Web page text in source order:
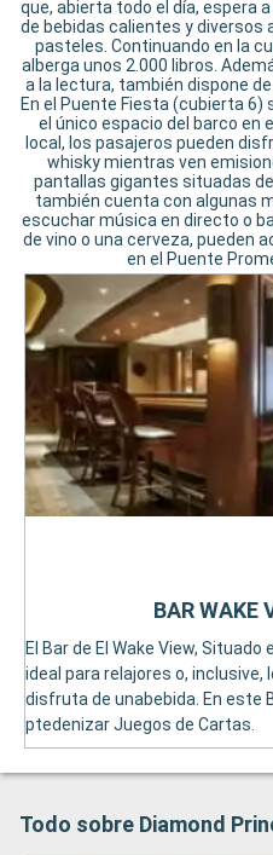
que, abierta todo el día, espera
de bebidas calientes y diversos
pasteles. Continuando en la
alberga unos 2.000 libros.
a la lectura, también dispone
En el Puente Fiesta (cubierta 6)
el único espacio del barco en
local, los pasajeros pueden
whisky mientras ven
pantallas gigantes situadas
también cuenta con algunas
escuchar música en directo o
de vino o una cerveza, pueden
en el Puente
El Bar de El Wake View, Situado
ideal para relajores o, inclusive,
disfruta de unabebida. En este
ptedenizar Juegos de Cartas.
BAR WAKE
Todo sobre Diamond